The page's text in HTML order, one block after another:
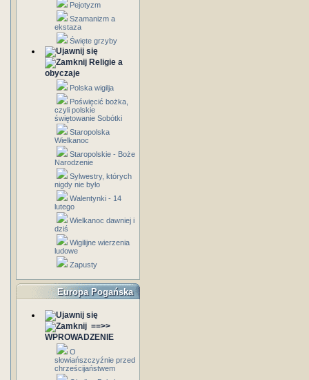
Pejotyzm
Szamanizm a
ekstaza
Święte grzyby
Religie a
obyczaje
Polska wigilja
Poświęcić bożka,
czyli polskie
świętowanie Sobótki
Staropolska
Wielkanoc
Staropolskie - Boże
Narodzenie
Sylwestry, których
nigdy nie było
Walentynki - 14
lutego
Wielkanoc dawniej i
dziś
Wigilijne wierzenia
ludowe
Zapusty
Europa Pogańska
==>>
WPROWADZENIE
O
słowiańszczyźnie przed
chrześcijaństwem